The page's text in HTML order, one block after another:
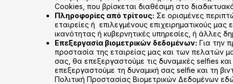
Cookies, που βρίσκεται διαθέσιμη στο
Πληροφορίες από τρίτους: Σε ορισμένες
εταιρείες ή επιλεγμένους επιχειρηματικούς
ικανότητας ή κυβερνητικές υπηρεσίες, ή άλλες
Επεξεργασία βιομετρικών δεδομένων: Για την
προστασία της εταιρείας μας και των πελατών
σας, θα επεξεργαστούμε τις δυναμικές selfies
επεξεργαστούμε τη δυναμική σας selfie και τη
Πολιτική Προστασίας Βιομετρικών Δεδομένων